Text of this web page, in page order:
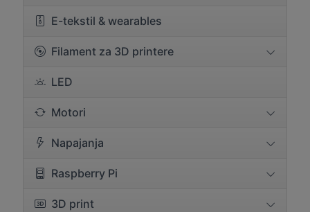
E-tekstil & wearables
Filament za 3D printere
LED
Motori
Napajanja
Raspberry Pi
3D print